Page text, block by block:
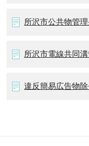
所沢市公共物管
所沢市電線共同
違反簡易広告物